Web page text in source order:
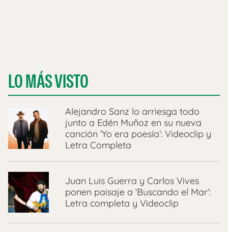
LO MÁS VISTO
Alejandro Sanz lo arriesga todo
junto a Edén Muñoz en su nueva
canción ‘Yo era poesía’: Videoclip y
Letra Completa
Juan Luis Guerra y Carlos Vives
ponen paisaje a ‘Buscando el Mar’:
Letra completa y Videoclip